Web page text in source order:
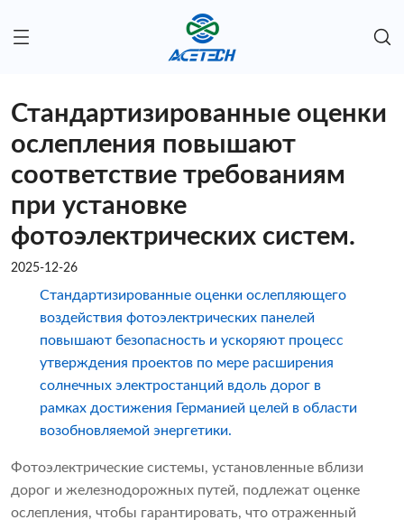
Стандартизированные оценки
ослепления повышают
соответствие требованиям
при установке
фотоэлектрических систем.
2025-12-26
Стандартизированные оценки ослепляющего
воздействия фотоэлектрических панелей
повышают безопасность и ускоряют процесс
утверждения проектов по мере расширения
солнечных электростанций вдоль дорог в
рамках достижения Германией целей в области
возобновляемой энергетики.
Фотоэлектрические системы, установленные вблизи
дорог и железнодорожных путей, подлежат оценке
ослепления, чтобы гарантировать, что отраженный